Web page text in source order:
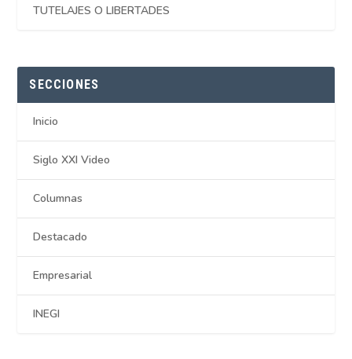
TUTELAJES O LIBERTADES
SECCIONES
Inicio
Siglo XXI Video
Columnas
Destacado
Empresarial
INEGI